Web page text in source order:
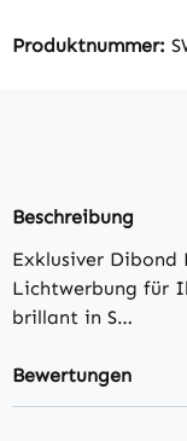
Produktnummer:
Beschreibung
Exklusiver Dibond
Lichtwerbung für
brillant in S…
Bewertungen